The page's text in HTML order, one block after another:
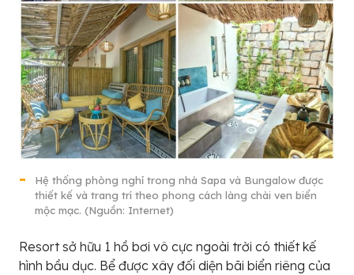
Hệ thống phòng nghỉ trong nhà Sapa và Bungalow được
thiết kế và trang trí theo phong cách làng chài ven biển
mộc mạc. (Nguồn: Internet)
Resort sở hữu 1 hồ bơi vô cực ngoài trời có thiết kế
hình bầu dục. Bể được xây đối diện bãi biển riêng của